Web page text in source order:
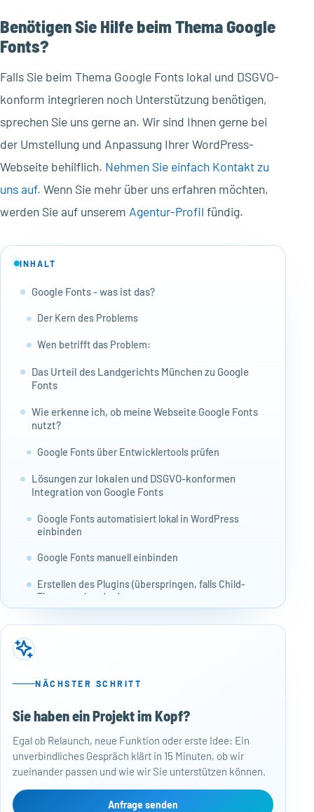
Benötigen Sie Hilfe beim Thema Google
Fonts?
Falls Sie beim Thema Google Fonts lokal und DSGVO-
konform integrieren noch Unterstützung benötigen,
sprechen Sie uns gerne an. Wir sind Ihnen gerne bei
der Umstellung und Anpassung Ihrer WordPress-
Webseite behilflich. Nehmen Sie einfach Kontakt zu
uns auf. Wenn Sie mehr über uns erfahren möchten,
werden Sie auf unserem Agentur-Profil fündig.
INHALT
Google Fonts - was ist das?
Der Kern des Problems
Wen betrifft das Problem:
Das Urteil des Landgerichts München zu Google
Fonts
Wie erkenne ich, ob meine Webseite Google Fonts
nutzt?
Google Fonts über Entwicklertools prüfen
Lösungen zur lokalen und DSGVO-konformen
Integration von Google Fonts
Google Fonts automatisiert lokal in WordPress
einbinden
Google Fonts manuell einbinden
Erstellen des Plugins (überspringen, falls Child-
Theme vorhanden)
Download der Google Fonts
Benötigen Sie Hilfe beim Thema Google Fonts?
NÄCHSTER SCHRITT
Sie haben ein Projekt im Kopf?
Egal ob Relaunch, neue Funktion oder erste Idee: Ein
unverbindliches Gespräch klärt in 15 Minuten, ob wir
zueinander passen und wie wir Sie unterstützen können.
Anfrage senden